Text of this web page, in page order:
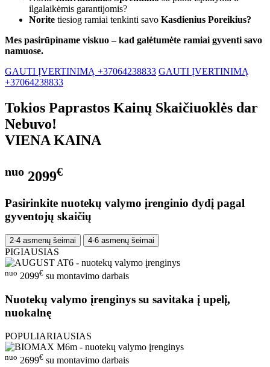
ilgalaikėmis garantijomis?
Norite tiesiog ramiai tenkinti savo Kasdienius Poreikius?
Mes pasirūpiname viskuo – kad galėtumėte ramiai gyventi savo
namuose.
GAUTI ĮVERTINIMĄ +37064238833 GAUTI ĮVERTINIMĄ
+37064238833
Tokios Paprastos Kainų Skaičiuoklės dar
Nebuvo!
VIENA KAINA
nuo 2099€
Pasirinkite nuotekų valymo įrenginio dydį pagal
gyventojų skaičių
2-4 asmenų šeimai 4-6 asmenų šeimai
PIGIAUSIAS
nuo 2099€ su montavimo darbais
Nuotekų valymo įrenginys su savitaka į upelį,
nuokalnę
POPULIARIAUSIAS
nuo 2699€ su montavimo darbais